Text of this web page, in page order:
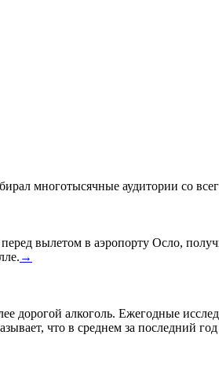
многотысячные аудитории со
вылетом в аэропорту Осло,
→
дорогой алкоголь. Ежегодные
что в среднем за последний